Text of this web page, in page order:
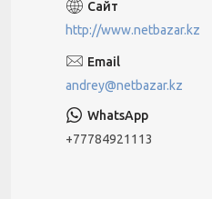
http://www.netbazar.kz
andrey@netbazar.kz
+77784921113